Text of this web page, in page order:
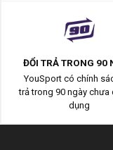
ĐỔI TRẢ TRONG 90
YouSport có chính
trả trong 90 ngày chưa
dụng